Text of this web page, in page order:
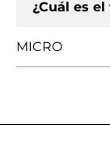
¿Cuál es
MICRO